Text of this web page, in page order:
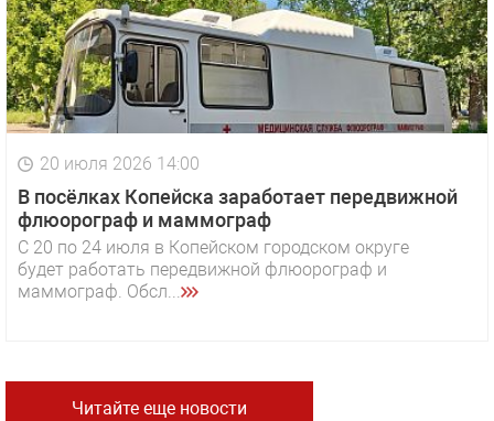
20 июля 2026 14:00
В посёлках Копейска заработает передвижной
флюорограф и маммограф
С 20 по 24 июля в Копейском городском округе
будет работать передвижной флюорограф и
маммограф. Обсл...
Читайте еще новости